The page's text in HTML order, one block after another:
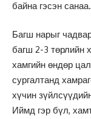
байна гэсэн санаа.
Багш нарыг
багш 2-3 төрлийн
хамгийн өндөр
сургалтанд
хүчин
Иймд гэр бүл,